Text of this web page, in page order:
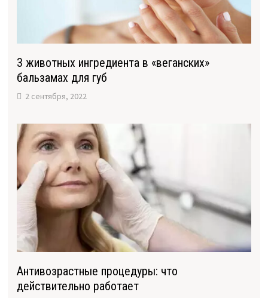
3 животных ингредиента в «веганских»
бальзамах для губ
2 сентября, 2022
Антивозрастные процедуры: что
действительно работает